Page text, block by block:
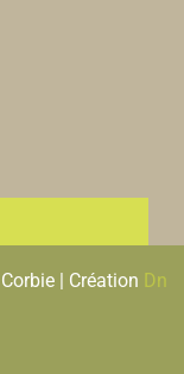
| Création Dn